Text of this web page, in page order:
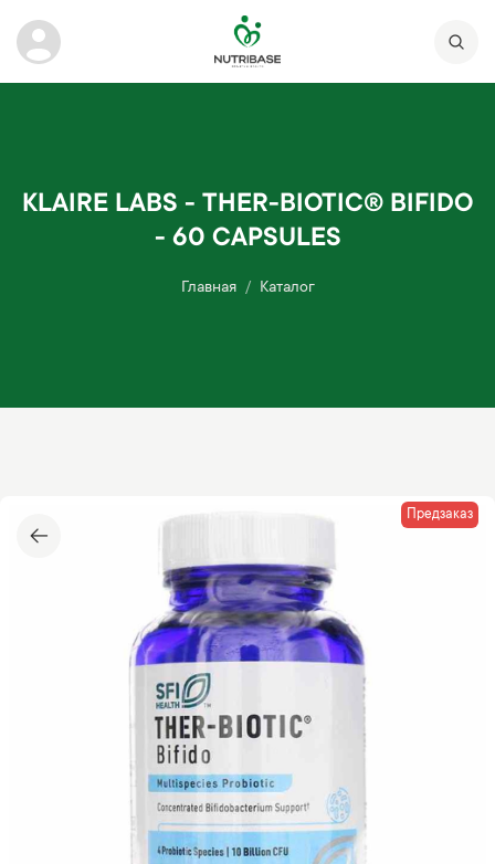
KLAIRE LABS - THER-BIOTIC® BIFIDO
- 60 CAPSULES
Главная Каталог
Предзаказ